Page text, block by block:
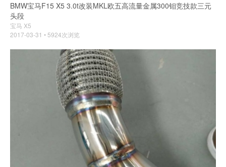
BMW宝马F15 X5 3.0t改装MKL欧五高流量金属300钼竞技款三元
头段
宝马 X5
2017-03-31 • 5924次浏览